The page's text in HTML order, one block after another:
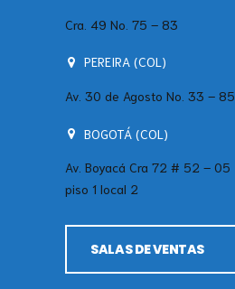
Cra. 49 No. 75 – 83
PEREIRA (COL)
Av. 30 de Agosto No. 33 – 85
BOGOTÁ (COL)
Av. Boyacá Cra 72 # 52 – 05
piso 1 local 2
SALAS DE VENTAS